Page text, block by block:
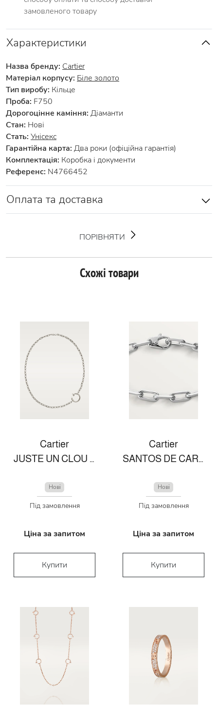
замовленого товару
Характеристики
Назва бренду: Cartier
Матеріал корпусу: Біле золото
Тип виробу: Кільце
Проба: F750
Дорогоцінне каміння: Діаманти
Стан: Нові
Стать: Унісекс
Гарантійна карта: Два роки (офіційна гарантія)
Комплектація: Коробка і документи
Референс: N4766452
Оплата та доставка
ПОРІВНЯТИ
Схожі товари
Cartier
JUSTE UN CLOU NECKLACE
Нові
Під замовлення
Ціна за запитом
Купити
Cartier
SANTOS DE CARTIER BRACELET
Нові
Під замовлення
Ціна за запитом
Купити